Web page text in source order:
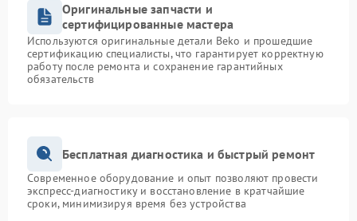
Оригинальные запчасти и
сертифицированные мастера
Используются оригинальные детали Beko и прошедшие
сертификацию специалисты, что гарантирует корректную
работу после ремонта и сохранение гарантийных
обязательств
Бесплатная диагностика и быстрый ремонт
Современное оборудование и опыт позволяют провести
экспресс-диагностику и восстановление в кратчайшие
сроки, минимизируя время без устройства